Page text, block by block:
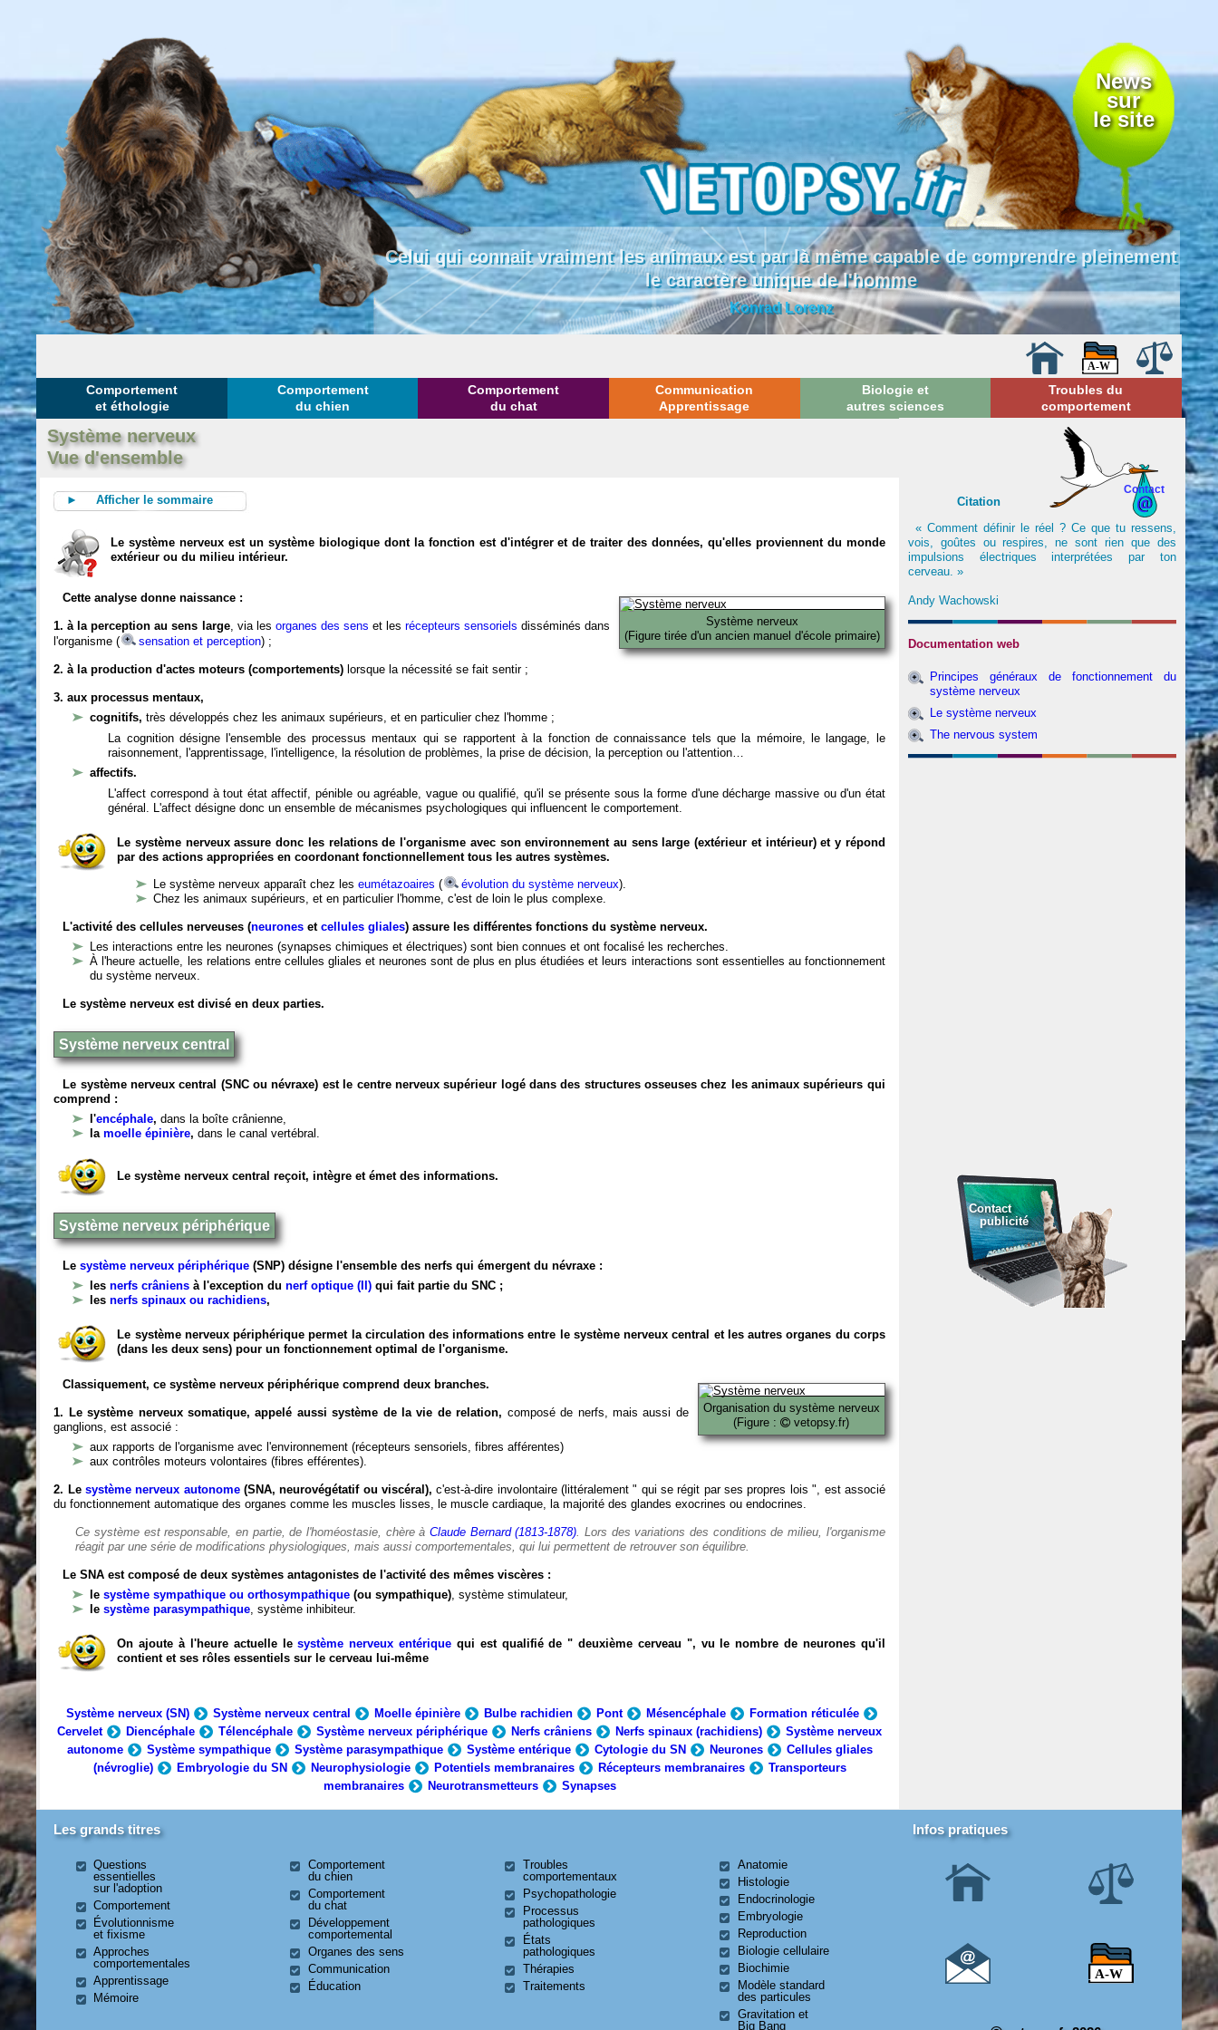
News
sur
le site
Celui qui connait vraiment les animaux est par là même capable de comprendre pleinement
le caractère unique de l'homme
Konrad Lorenz
Comportement
et éthologie
Comportement
du chien
Comportement
du chat
Communication
Apprentissage
Biologie et
autres sciences
Troubles du
comportement
Système nerveux
Vue d'ensemble
► Afficher le sommaire
Le système nerveux est un système biologique dont la fonction est d'intégrer et de traiter des données, qu'elles proviennent du monde
extérieur ou du milieu intérieur.
Système nerveux
(Figure tirée d'un ancien manuel d'école primaire)
Cette analyse donne naissance :
1. à la perception au sens large, via les organes des sens et les récepteurs sensoriels disséminés dans
l'organisme (
sensation et perception) ;
2. à la production d'actes moteurs (comportements) lorsque la nécessité se fait sentir ;
3. aux processus mentaux,
cognitifs,très développés chez les animaux supérieurs, et en particulier chez l'homme ;
La cognition désigne l'ensemble des processus mentaux qui se rapportent à la fonction de connaissance tels que la mémoire, le langage, le
raisonnement, l'apprentissage, l'intelligence, la résolution de problèmes, la prise de décision, la perception ou l'attention…
affectifs.
L'affect correspond à tout état affectif, pénible ou agréable, vague ou qualifié, qu'il se présente sous la forme d'une décharge massive ou d'un état
général. L'affect désigne donc un ensemble de mécanismes psychologiques qui influencent le comportement.
Le système nerveux assure donc les relations de l'organisme avec son environnement au sens large (extérieur et intérieur) et y répond
par des actions appropriées en coordonant fonctionnellement tous les autres systèmes.
Le système nerveux apparaît chez leseumétazoaires ( évolution du système nerveux).
Chez les animaux supérieurs, et en particulier l'homme, c'est de loin le plus complexe.
L'activité des cellules nerveuses (neurones etcellules gliales) assure les différentes fonctions du système nerveux.
Les interactions entre les neurones (synapses chimiques et électriques) sont bien connues et ont focalisé les recherches.
À l'heure actuelle, les relations entre cellules gliales et neurones sont de plus en plus étudiées et leurs interactions sont essentielles au fonctionnement
du système nerveux.
Le système nerveux est divisé en deux parties.
Système nerveux central
Le système nerveux central (SNC ou névraxe) est le centre nerveux supérieur logé dans des structures osseuses chez les animaux supérieurs qui
comprend :
l'encéphale,dans la boîte crânienne,
lamoelle épinière,dans le canal vertébral.
Le système nerveux central reçoit, intègre et émet des informations.
Système nerveux périphérique
Lesystème nerveux périphérique (SNP) désigne l'ensemble des nerfs qui émergent du névraxe :
lesnerfs crâniens à l'exception du nerf optique (II) qui fait partie du SNC ;
lesnerfs spinaux ou rachidiens,
Le système nerveux périphérique permet la circulation des informations entre le système nerveux central et les autres organes du corps
(dans les deux sens) pour un fonctionnement optimal de l'organisme.
Organisation du système nerveux
(Figure :
vetopsy.fr)
Classiquement, ce système nerveux périphérique comprend deux branches.
1. Le système nerveux somatique, appelé aussi système de la vie de relation, composé de nerfs, mais aussi de
ganglions, est associé :
aux rapports de l'organisme avec l'environnement (récepteurs sensoriels, fibres afférentes)
aux contrôles moteurs volontaires (fibres efférentes).
2. Le système nerveux autonome(SNA, neurovégétatif ou viscéral), c'est-à-dire involontaire (littéralement " qui se régit par ses propres lois ", est associé
du fonctionnement automatique des organes comme les muscles lisses, le muscle cardiaque, la majorité des glandes exocrines ou endocrines.
Ce système est responsable, en partie, de l'homéostasie, chère àClaude Bernard (1813-1878). Lors des variations des conditions de milieu, l'organisme
réagit par une série de modifications physiologiques, mais aussi comportementales, qui lui permettent de retrouver son équilibre.
Le SNA est composé de deux systèmes antagonistes de l'activité des mêmes viscères :
lesystème sympathique ou orthosympathique (ou sympathique), système stimulateur,
lesystème parasympathique, système inhibiteur.
On ajoute à l'heure actuelle lesystème nerveux entérique qui est qualifié de " deuxième cerveau ", vu le nombre de neurones qu'il
contient et ses rôles essentiels sur le cerveau lui-même
Système nerveux (SN) Système nerveux central Moelle épinière Bulbe rachidien Pont Mésencéphale
Formation réticulée
Cervelet
Diencéphale Télencéphale Système nerveux périphérique Nerfs crâniens Nerfs spinaux (rachidiens)
Système nerveux
autonome
Système sympathique Système parasympathique Système entérique Cytologie du SN Neurones
Cellules gliales
(névroglie)
Embryologie du SN Neurophysiologie Potentiels membranaires Récepteurs membranaires
Transporteurs
membranaires
Neurotransmetteurs Synapses
Contact
Citation
« Comment définir le réel ? Ce que tu ressens,
vois, goûtes ou respires, ne sont rien que des
impulsions électriques interprétées par ton
cerveau. »
Andy Wachowski
Documentation web
Principes généraux de fonctionnement du
système nerveux
Le système nerveux
The nervous system
Contact
publicité
Les grands titres
Questions
essentielles
sur l'adoption
Comportement
Évolutionnisme
et fixisme
Approches
comportementales
Apprentissage
Mémoire
Comportement
du chien
Comportement
du chat
Développement
comportemental
Organes des sens
Communication
Éducation
Troubles
comportementaux
Psychopathologie
Processus
pathologiques
États
pathologiques
Thérapies
Traitements
Anatomie
Histologie
Endocrinologie
Embryologie
Reproduction
Biologie cellulaire
Biochimie
Modèle standard
des particules
Gravitation et
Big Bang
Infos pratiques